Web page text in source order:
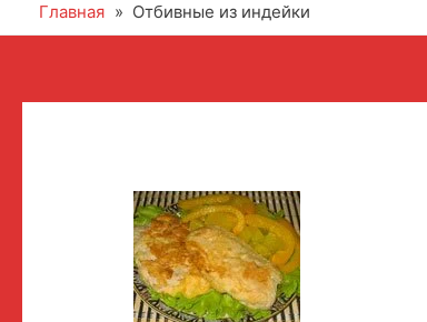
Главная Отбивные из индейки